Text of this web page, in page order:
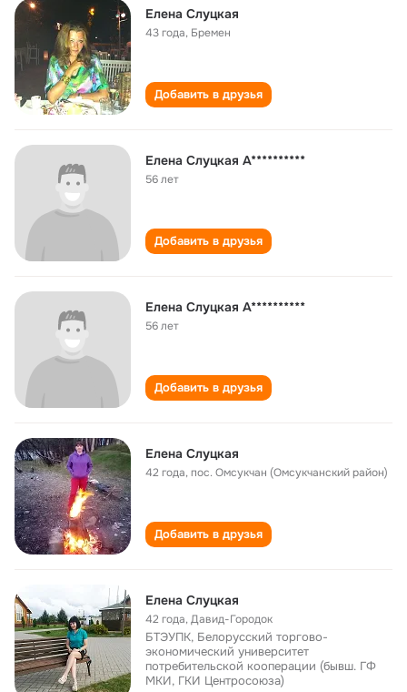
Елена Слуцкая
43 года, Бремен
Добавить в друзья
Eлена Слуцкая А**********
56 лет
Добавить в друзья
Eлена Слуцкая А**********
56 лет
Добавить в друзья
Елена Слуцкая
42 года,пос. Омсукчан (Омсукчанский район)
Добавить в друзья
Елена Слуцкая
42 года,Давид-Городок
БТЭУПК, Белорусский торгово-
экономический университет
потребительской кооперации (бывш. ГФ
МКИ, ГКИ Центросоюза)